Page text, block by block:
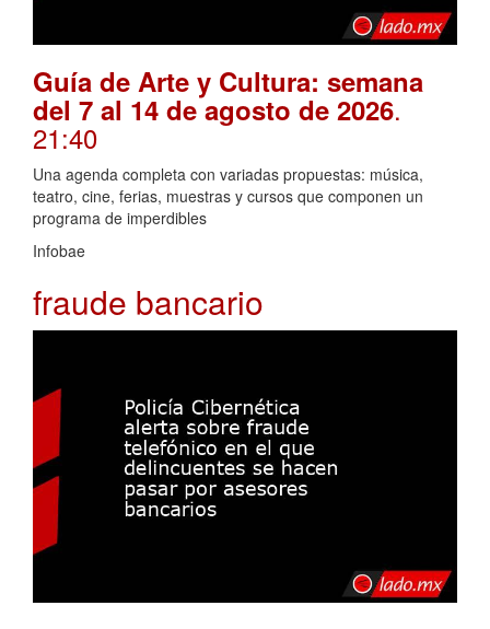
Guía de Arte y Cultura: semana
del 7 al 14 de agosto de 2026.
21:40
Una agenda completa con variadas propuestas: música,
teatro, cine, ferias, muestras y cursos que componen un
programa de imperdibles
Infobae
fraude bancario